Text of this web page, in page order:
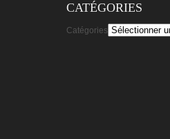
CATÉGORIES
Catégories